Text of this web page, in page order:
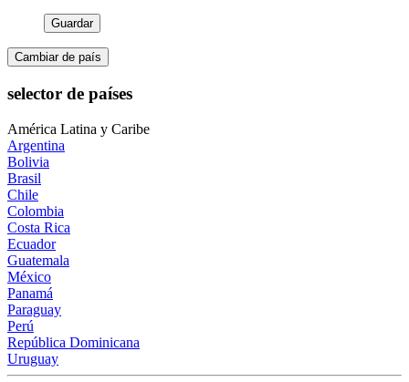
Guardar
Cambiar de país
selector de países
América Latina y Caribe
Argentina
Bolivia
Brasil
Chile
Colombia
Costa Rica
Ecuador
Guatemala
México
Panamá
Paraguay
Perú
República Dominicana
Uruguay